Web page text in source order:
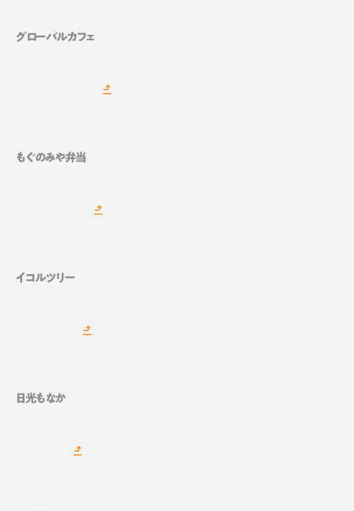
グローバルカフェ
もぐのみや弁当
イコルツリー
日光もなか